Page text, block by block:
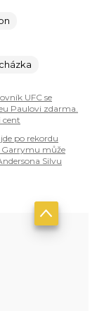
UFC se
Paulovi zdarma.
cent
po rekordu
Garrymu může
Silvu